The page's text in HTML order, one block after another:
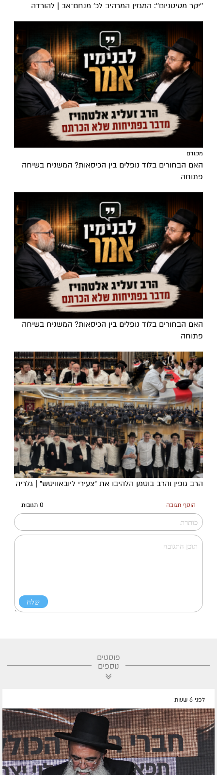
''יקר מטיטניום'': המגזין המרהיב לכ’ מנחם־אב | להורדה
מקודם
האם הבחורים בלוד נופלים בין הכיסאות? המשגיח בשיחה
פתוחה
האם הבחורים בלוד נופלים בין הכיסאות? המשגיח בשיחה
פתוחה
הרב גופין והרב בוטמן הלהיבו את "צעירי ליובאוויטש" | גלריה
הוסף תגובה 0 תגובות
פוסטים
נוספים
לפני 6 שעות